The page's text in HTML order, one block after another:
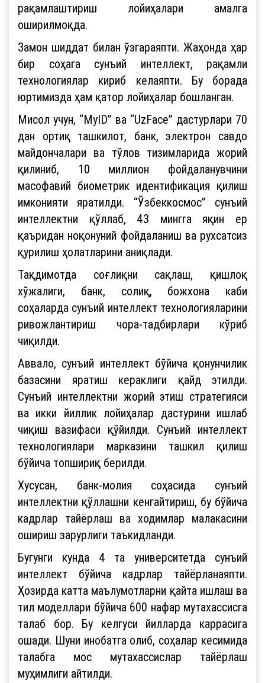
рақамлаштириш лойиҳалари амалга
оширилмоқда.
Замон шиддат билан ўзгараяпти. Жаҳонда ҳар
бир соҳага сунъий интеллект, рақамли
технологиялар кириб келаяпти. Бу борада
юртимизда ҳам қатор лойиҳалар бошланган.
Мисол учун, “MyID” ва “UzFace” дастурлари 70
дан ортиқ ташкилот, банк, электрон савдо
майдончалари ва тўлов тизимларида жорий
қилиниб, 10 миллион фойдаланувчини
масофавий биометрик идентификация қилиш
имконияти яратилди. “Ўзбеккосмос” сунъий
интеллектни қўллаб, 43 мингга яқин ер
қаъридан ноқонуний фойдаланиш ва рухсатсиз
қурилиш ҳолатларини аниқлади.
Тақдимотда соғлиқни сақлаш, қишлоқ
хўжалиги, банк, солиқ, божхона каби
соҳаларда сунъий интеллект технологияларини
ривожлантириш чора-тадбирлари кўриб
чиқилди.
Аввало, сунъий интеллект бўйича қонунчилик
базасини яратиш кераклиги қайд этилди.
Сунъий интеллектни жорий этиш стратегияси
ва икки йиллик лойиҳалар дастурини ишлаб
чиқиш вазифаси қўйилди. Сунъий интеллект
технологиялари марказини ташкил қилиш
бўйича топшириқ берилди.
Хусусан, банк-молия соҳасида сунъий
интеллектни қўллашни кенгайтириш, бу бўйича
кадрлар тайёрлаш ва ходимлар малакасини
ошириш зарурлиги таъкидланди.
Бугунги кунда 4 та университетда сунъий
интеллект бўйича кадрлар тайёрланаяпти.
Ҳозирда катта маълумотларни қайта ишлаш ва
тил моделлари бўйича 600 нафар мутахассисга
талаб бор. Бу келгуси йилларда каррасига
ошади. Шуни инобатга олиб, соҳалар кесимида
талабга мос мутахассислар тайёрлаш
муҳимлиги айтилди.